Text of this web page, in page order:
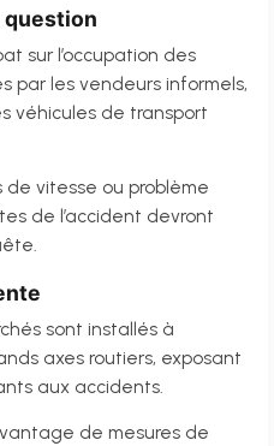
question
sur l’occupation des
par les vendeurs informels,
véhicules de transport
vitesse ou problème
de l’accident devront
sont installés à
axes routiers, exposant
aux accidents.
de mesures de